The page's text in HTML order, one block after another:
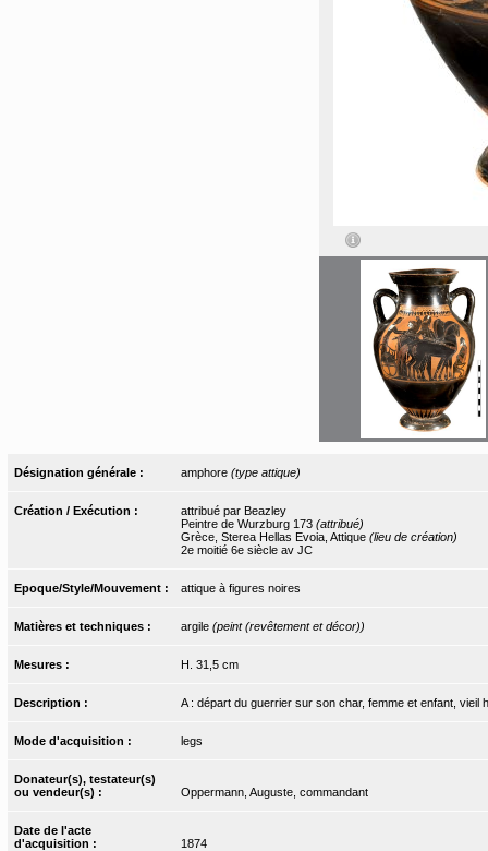
Désignation générale : amphore (type attique)
Création / Exécution :
attribué par Beazley
Peintre de Wurzburg 173 (attribué)
Grèce, Sterea Hellas Evoia, Attique (lieu de création)
2e moitié 6e siècle av JC
Epoque/Style/Mouvement : attique à figures noires
Matières et techniques : argile (peint (revêtement et décor))
Mesures : H. 31,5 cm
Description : A : départ du guerrier sur son char, femme et enfant, vieil
Mode d'acquisition : legs
Donateur(s), testateur(s)
ou vendeur(s) :
Oppermann, Auguste, commandant
Date de l'acte
d'acquisition :
1874